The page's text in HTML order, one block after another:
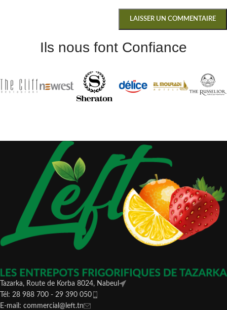
Ils nous font Confiance
Tazarka, Route de Korba 8024, Nabeul
Tél: 28 988 700 - 29 390 050
E-mail: commercial@left.tn